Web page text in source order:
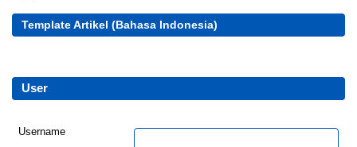
Template Artikel (Bahasa Indonesia)
User
Username